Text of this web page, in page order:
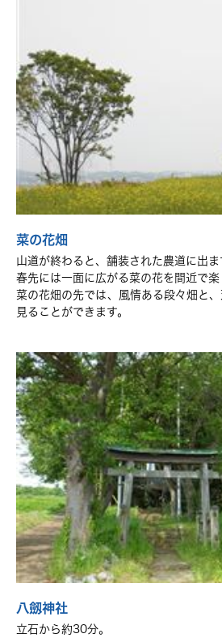
菜の花畑
山道が終わると、舗装された農道に出ま
春先には一面に広がる菜の花を間近で楽
菜の花畑の先では、風情ある段々畑と
見ることができます。
八劔神社
立石から約30分。